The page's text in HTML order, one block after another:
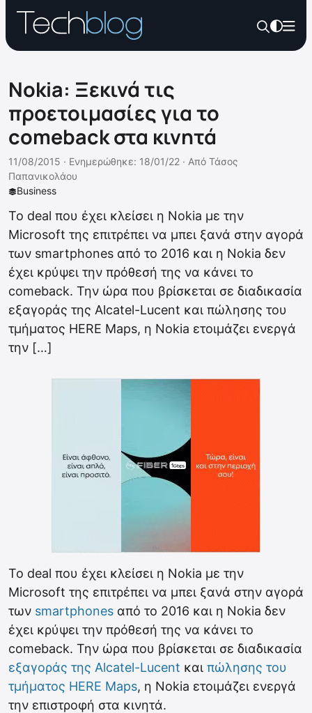
Nokia: Ξεκινά τις
προετοιμασίες για το
comeback στα κινητά
Business
11/08/2015 · Ενημερώθηκε: 18/01/22 · Από Τάσος
Παπανικολάου
Το deal που έχει κλείσει η Nokia με την
Microsoft της επιτρέπει να μπει ξανά στην αγορά
των smartphones από το 2016 και η Nokia δεν
έχει κρύψει την πρόθεσή της να κάνει το
comeback. Την ώρα που βρίσκεται σε διαδικασία
εξαγοράς της Alcatel-Lucent και πώλησης του
τμήματος HERE Maps, η Nokia ετοιμάζει ενεργά
την […]
Το deal που έχει κλείσει η Nokia με την
Microsoft της επιτρέπει να μπει ξανά στην αγορά
των smartphones από το 2016 και η Nokia δεν
έχει κρύψει την πρόθεσή της να κάνει το
comeback. Την ώρα που βρίσκεται σε διαδικασία
εξαγοράς της Alcatel-Lucent και πώλησης του
τμήματος HERE Maps, η Nokia ετοιμάζει ενεργά
την επιστροφή στα κινητά.